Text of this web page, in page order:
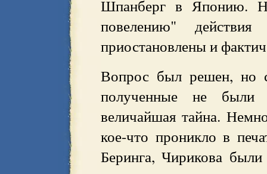
Шпанберг в Японию.
повелению"
приостановлены и
Вопрос был решен, но
полученные не были
величайшая тайна.
кое-что проникло в
Беринга, Чирикова